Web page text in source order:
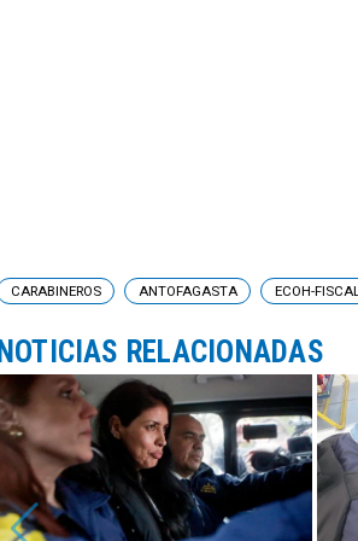
CARABINEROS ANTOFAGASTA ECOH-
NOTICIAS RELACIONADAS